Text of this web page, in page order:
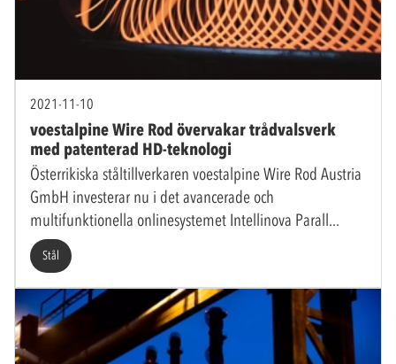
2021-11-10
voestalpine Wire Rod övervakar trådvalsverk
med patenterad HD-teknologi
Österrikiska ståltillverkaren voestalpine Wire Rod Austria
GmbH investerar nu i det avancerade och
multifunktionella onlinesystemet Intellinova Parall
Stål